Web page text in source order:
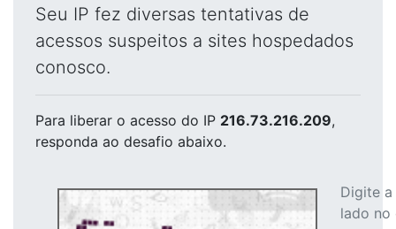
Seu IP fez diversas tentativas de
acessos suspeitos a sites hospedados
conosco.
Para liberar o acesso do IP 216.73.216.209,
responda ao desafio abaixo.
Digite
lado no